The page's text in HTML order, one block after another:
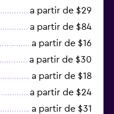
a partir de $29
a partir de $84
a partir de $16
a partir de $30
a partir de $18
a partir de $24
a partir de $31